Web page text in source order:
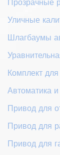
Прозрачные
Уличные
Шлагбаумы
Комплект
Автоматика
Привод для
Привод для
Привод для